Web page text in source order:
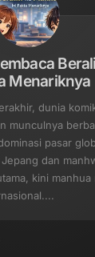
Menariknya
dunia
munculnya
pasar
dan
kini manhua